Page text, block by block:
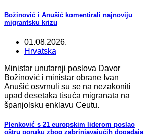
Božinović i Anušić komentirali najnoviju
migrantsku krizu
01.08.2026.
Hrvatska
Ministar unutarnji poslova Davor
Božinović i ministar obrane Ivan
Anušić osvrnuli su se na nezakoniti
upad desetaka tisuća migranata na
španjolsku enklavu Ceutu.
Plenković s 21 europskim liderom poslao
oštru poruku zbog zabrinjavajućih događaja